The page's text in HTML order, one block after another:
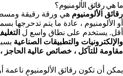
ما هي رقائق الألومنيوم؟
رقائق الألومنيوم هي ورقة رقيقة
أو الألومنيوم ، عادة ما يتم تدحرجها
أقل. يستخدم على نطاق واسع ل
والإلكترونيات والتطبيقات الصناعية
مقاومة للتآكل ، خصائص عالية الحاجز
يمكن أن تكون رقائق الألومنيوم ناعمة